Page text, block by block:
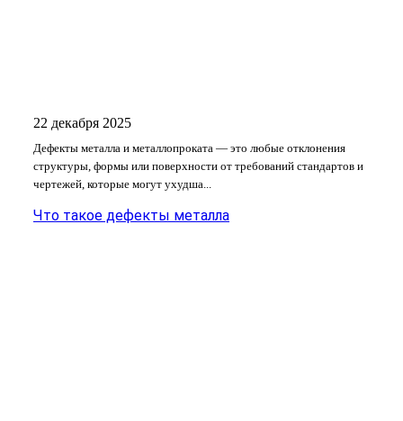
22 декабря 2025
Дефекты металла и металлопроката — это любые отклонения
структуры, формы или поверхности от требований стандартов и
чертежей, которые могут ухудша...
Что такое дефекты металла